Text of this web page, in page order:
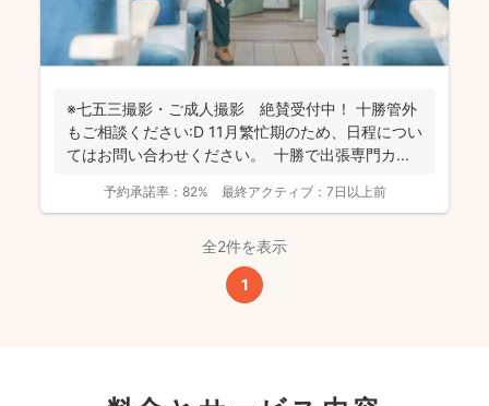
※七五三撮影・ご成人撮影 絶賛受付中！ 十勝管外
もご相談ください:D 11月繁忙期のため、日程につい
てはお問い合わせください。 十勝で出張専門カ...
予約承諾率： 82% 最終アクティブ： 7日以上前
全2件を表示
1